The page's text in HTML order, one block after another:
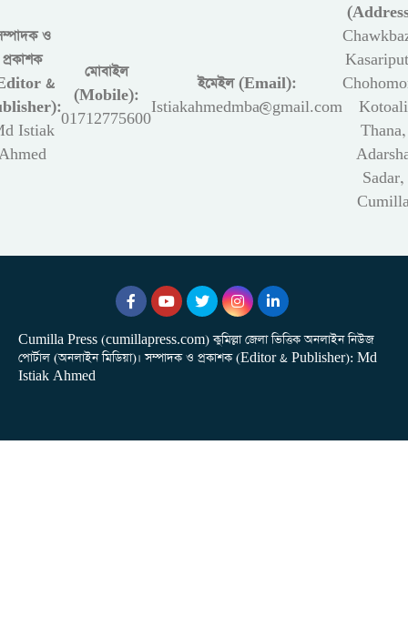
ও
প্রকাশক
&
Istiak
মোবাইল
(Mobile):
01712775600
ইমেইল (Email):
Istiakahmedmba@gmail.com
Kotoali
Thana,
Sadar,
Cumilla Press (cumillapress.com) কুমিল্লা জেলা ভিত্তিক অনলাইন নিউজ
পোর্টাল (অনলাইন মিডিয়া)। সম্পাদক ও প্রকাশক (Editor & Publisher): Md
Istiak Ahmed